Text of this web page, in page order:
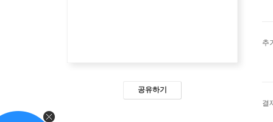
공유하기
추
결